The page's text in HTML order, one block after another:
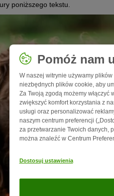
poniższego tekstu.
Pomóż nam
W naszej witrynie używamy
niezbędnych plików cookie, aby
Za Twoją zgodą możemy
zwiększyć komfort korzystania z
usługi oraz personalizować
naszym centrum preferencji
za przetwarzanie Twoich danych,
można znaleźć w Centrum
Dostosuj ustawienia